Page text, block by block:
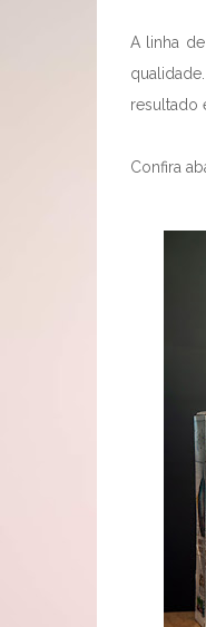
A linha
resultado
Confira